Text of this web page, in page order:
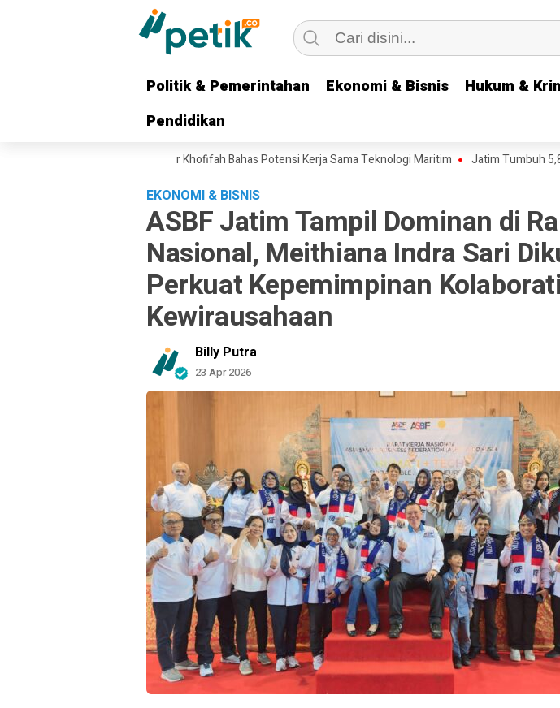
Politik & Pemerintahan Ekonomi & Bisnis Hukum &
Pendidikan
Politik & Pemerintahan Ekonomi & Bisnis Hukum &
Pendidikan
ke Surabaya, Gubernur Khofifah Bahas Potensi Kerja Sama Teknologi Maritim Jatim Tumbuh 5,84
EKONOMI & BISNIS
ASBF Jatim Tampil Dominan di
Nasional, Meithiana Indra Sari
Perkuat Kepemimpinan
Kewirausahaan
Billy Putra
23 Apr 2026